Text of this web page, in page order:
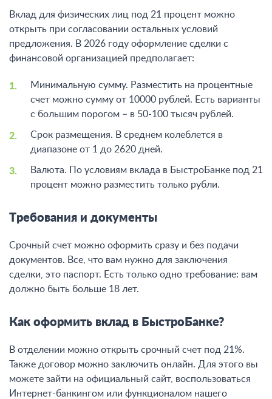
Вклад для физических лиц под 21 процент можно
открыть при согласовании остальных условий
предложения. В 2026 году оформление сделки с
финансовой организацией предполагает:
Минимальную сумму. Разместить на процентные
счет можно сумму от 10000 рублей. Есть варианты
с большим порогом – в 50-100 тысяч рублей.
Срок размещения. В среднем колеблется в
диапазоне от 1 до 2620 дней.
Валюта. По условиям вклада в БыстроБанке под 21
процент можно разместить только рубли.
Требования и документы
Срочный счет можно оформить сразу и без подачи
документов. Все, что вам нужно для заключения
сделки, это паспорт. Есть только одно требование: вам
должно быть больше 18 лет.
Как оформить вклад в БыстроБанке?
В отделении можно открыть срочный счет под 21%.
Также договор можно заключить онлайн. Для этого вы
можете зайти на официальный сайт, воспользоваться
Интернет-банкингом или функционалом нашего